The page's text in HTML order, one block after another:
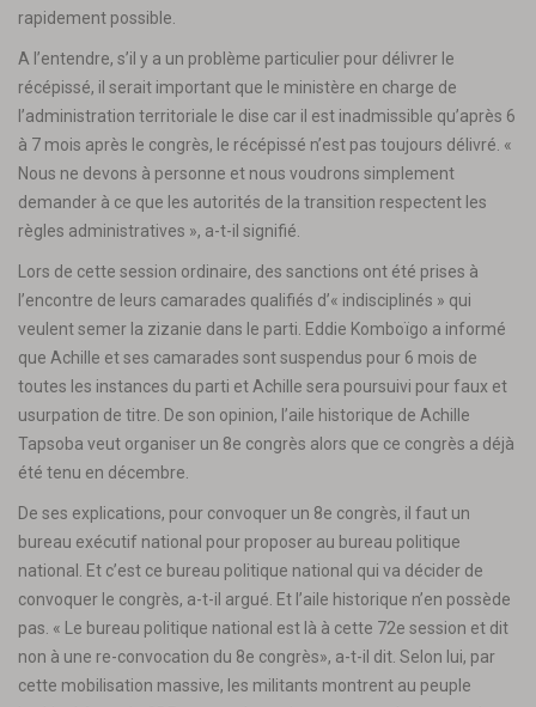
rapidement possible.
A l’entendre, s’il y a un problème particulier pour délivrer le
récépissé, il serait important que le ministère en charge de
l’administration territoriale le dise car il est inadmissible qu’après 6
à 7 mois après le congrès, le récépissé n’est pas toujours délivré. «
Nous ne devons à personne et nous voudrons simplement
demander à ce que les autorités de la transition respectent les
règles administratives », a-t-il signifié.
Lors de cette session ordinaire, des sanctions ont été prises à
l’encontre de leurs camarades qualifiés d’« indisciplinés » qui
veulent semer la zizanie dans le parti. Eddie Komboïgo a informé
que Achille et ses camarades sont suspendus pour 6 mois de
toutes les instances du parti et Achille sera poursuivi pour faux et
usurpation de titre. De son opinion, l’aile historique de Achille
Tapsoba veut organiser un 8e congrès alors que ce congrès a déjà
été tenu en décembre.
De ses explications, pour convoquer un 8e congrès, il faut un
bureau exécutif national pour proposer au bureau politique
national. Et c’est ce bureau politique national qui va décider de
convoquer le congrès, a-t-il argué. Et l’aile historique n’en possède
pas. « Le bureau politique national est là à cette 72e session et dit
non à une re-convocation du 8e congrès», a-t-il dit. Selon lui, par
cette mobilisation massive, les militants montrent au peuple